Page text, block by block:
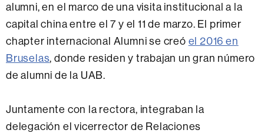
alumni, en el marco de una visita institucional a la
capital china entre el 7 y el 11 de marzo. El primer
chapter internacional Alumni se creó el 2016 en
Bruselas, donde residen y trabajan un gran número
de alumni de la UAB.
Juntamente con la rectora, integraban la
delegación el vicerrector de Relaciones